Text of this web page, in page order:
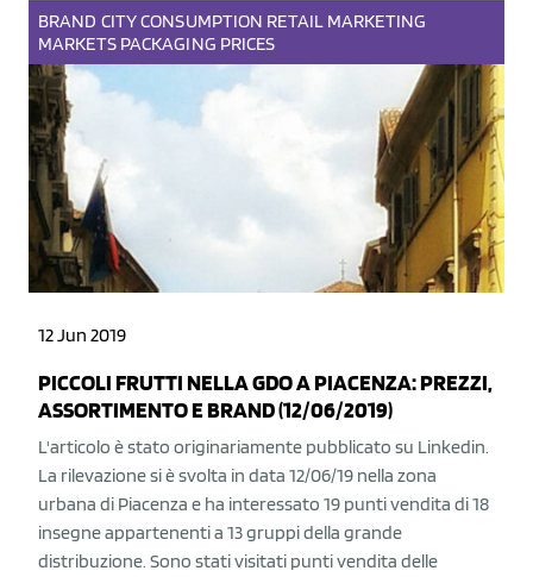
BRAND CITYCONSUMPTION RETAIL MARKETING
MARKETS PACKAGING PRICES
12 Jun 2019
PICCOLI FRUTTI NELLA GDO A PIACENZA: PREZZI,
ASSORTIMENTO E BRAND (12/06/2019)
L'articolo è stato originariamente pubblicato su Linkedin.
La rilevazione si è svolta in data 12/06/19 nella zona
urbana di Piacenza e ha interessato 19 punti vendita di 18
insegne appartenenti a 13 gruppi della grande
distribuzione. Sono stati visitati punti vendita delle